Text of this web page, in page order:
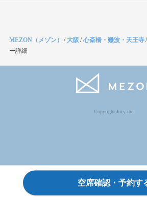
MEZON（メゾン） /大阪 /心斎橋・難波・天王寺/
ー詳細
Copyright Jocy inc.
空席確認・予約す